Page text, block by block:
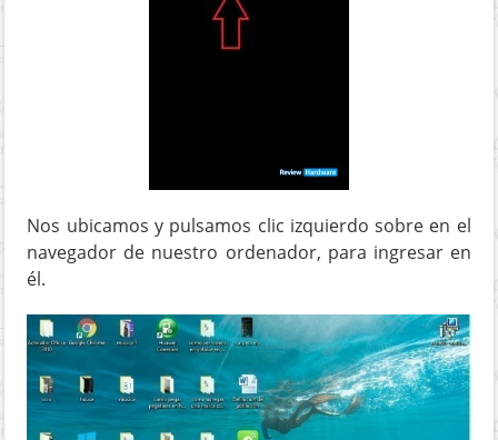
Nos ubicamos y pulsamos clic izquierdo sobre en el
navegador de nuestro ordenador, para ingresar en
él.